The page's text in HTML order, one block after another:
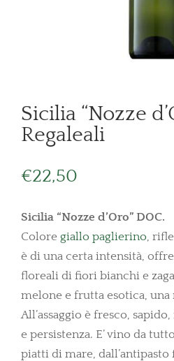
Sicilia “Nozze
Regaleali
€22,50
Sicilia “Nozze d’Oro” DOC.
Colore giallo paglierino,
è di una certa intensità,
floreali di fiori bianchi e
melone e frutta esotica, una
All’assaggio è fresco,
e persistenza. E’ vino da
piatti di mare, dall’antipasto